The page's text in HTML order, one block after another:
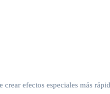
efectos especiales más